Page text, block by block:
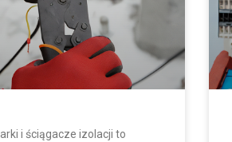
i ściągacze izolacji to